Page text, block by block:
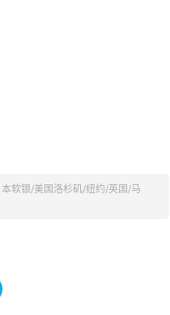
软银/美国洛杉矶/纽约/英国/马